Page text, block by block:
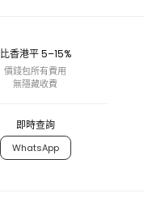
比香港平 5–15%
價錢包所有費用
無隱藏收費
即時查詢
WhatsApp